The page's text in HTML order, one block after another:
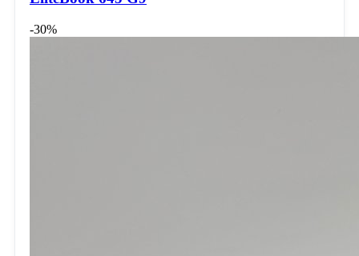
-30%